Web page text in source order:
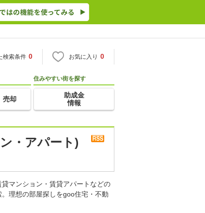
検索条件 0 お気に入り 0
売却
住みやすい街を探す
助成金
情報
・アパート)
マンション・賃貸アパートなどの
理想の部屋探しをgoo住宅・不動